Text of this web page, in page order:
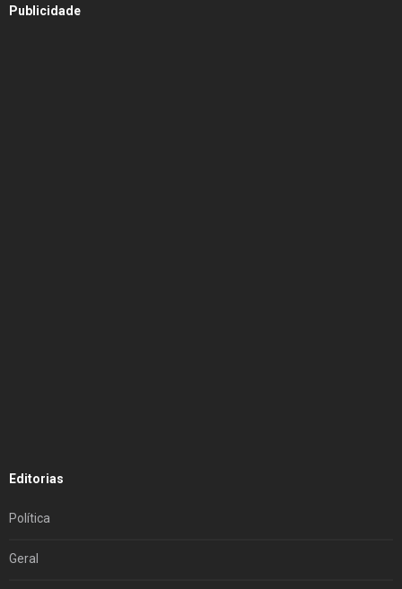
Publicidade
Editorias
Política
Geral